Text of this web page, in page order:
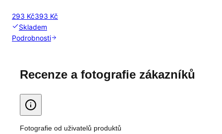
293 Kč393 Kč
Skladem
Podrobnosti
Recenze a fotografie zákazníků
Fotografie od uživatelů produktů